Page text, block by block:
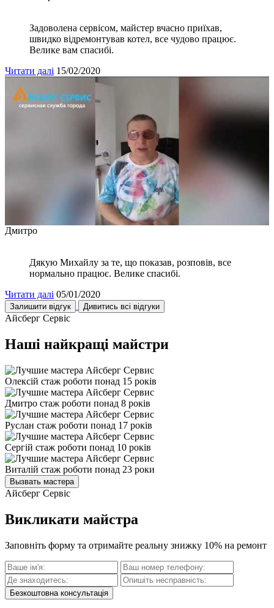
Задоволена сервісом, майстер вчасно приїхав,
швидко відремонтував котел, все чудово працює.
Велике вам спасибі.
Читати далі 15/02/2020
Дмитро
Дякую Михайлу за те, що показав, розповів, все
нормально працює. Велике спасибі.
Читати далі 05/01/2020
Залишити відгук Дивитись всі відгуки
Айсберг Сервіс
Наші найкращі майстри
Олексій стаж роботи понад 15 років
Дмитро стаж роботи понад 8 років
Руслан стаж роботи понад 17 років
Сергій стаж роботи понад 10 років
Виталій стаж роботи понад 23 роки
Вызвать мастера
Айсберг Сервіс
Викликати майстра
Заповніть форму та отримайте реальну знижку 10% на ремонт
Безкоштовна консультація